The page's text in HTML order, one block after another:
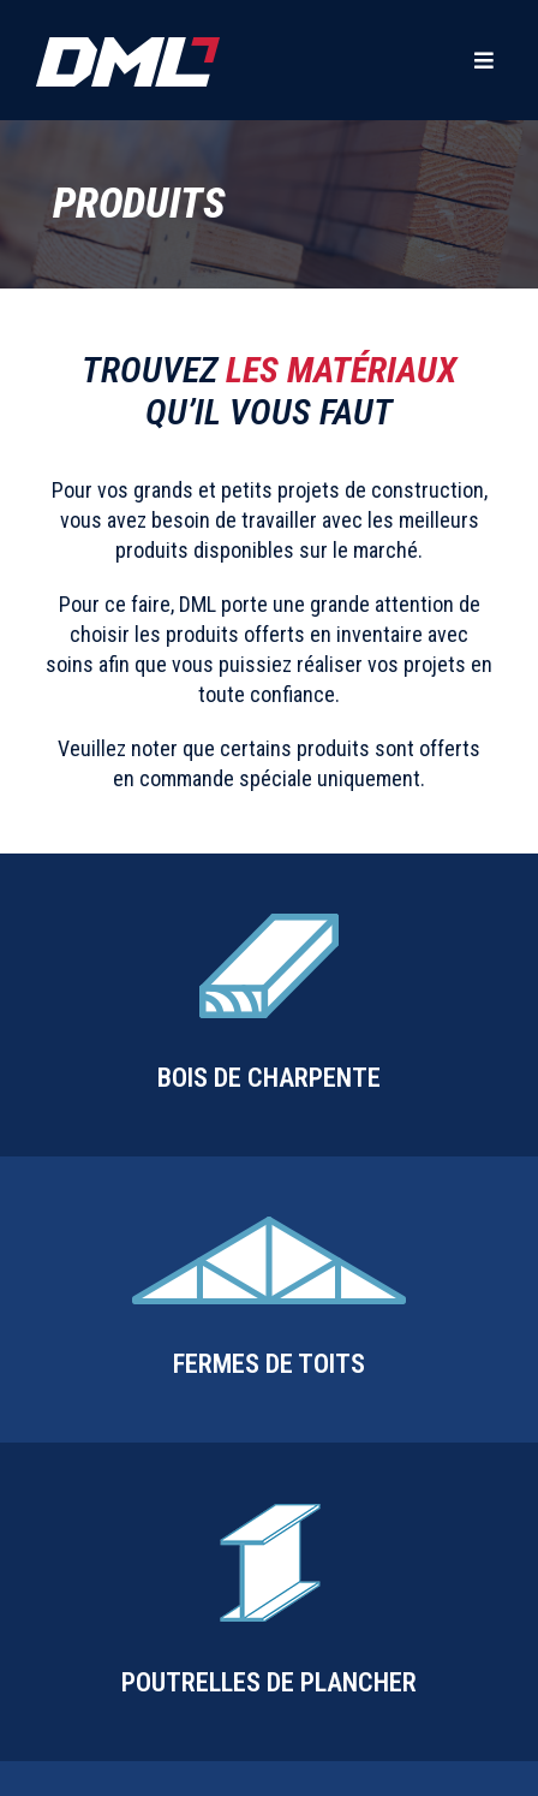
PRODUITS
TROUVEZLES MATÉRIAUX
QU’IL VOUS FAUT
Pour vos grands et petits projets de construction,
vous avez besoin de travailler avec les meilleurs
produits disponibles sur le marché.
Pour ce faire, DML porte une grande attention de
choisir les produits offerts en inventaire avec
soins afin que vous puissiez réaliser vos projets en
toute confiance.
Veuillez noter que certains produits sont offerts
en commande spéciale uniquement.
BOIS DE CHARPENTE
FERMES DE TOITS
POUTRELLES DE PLANCHER